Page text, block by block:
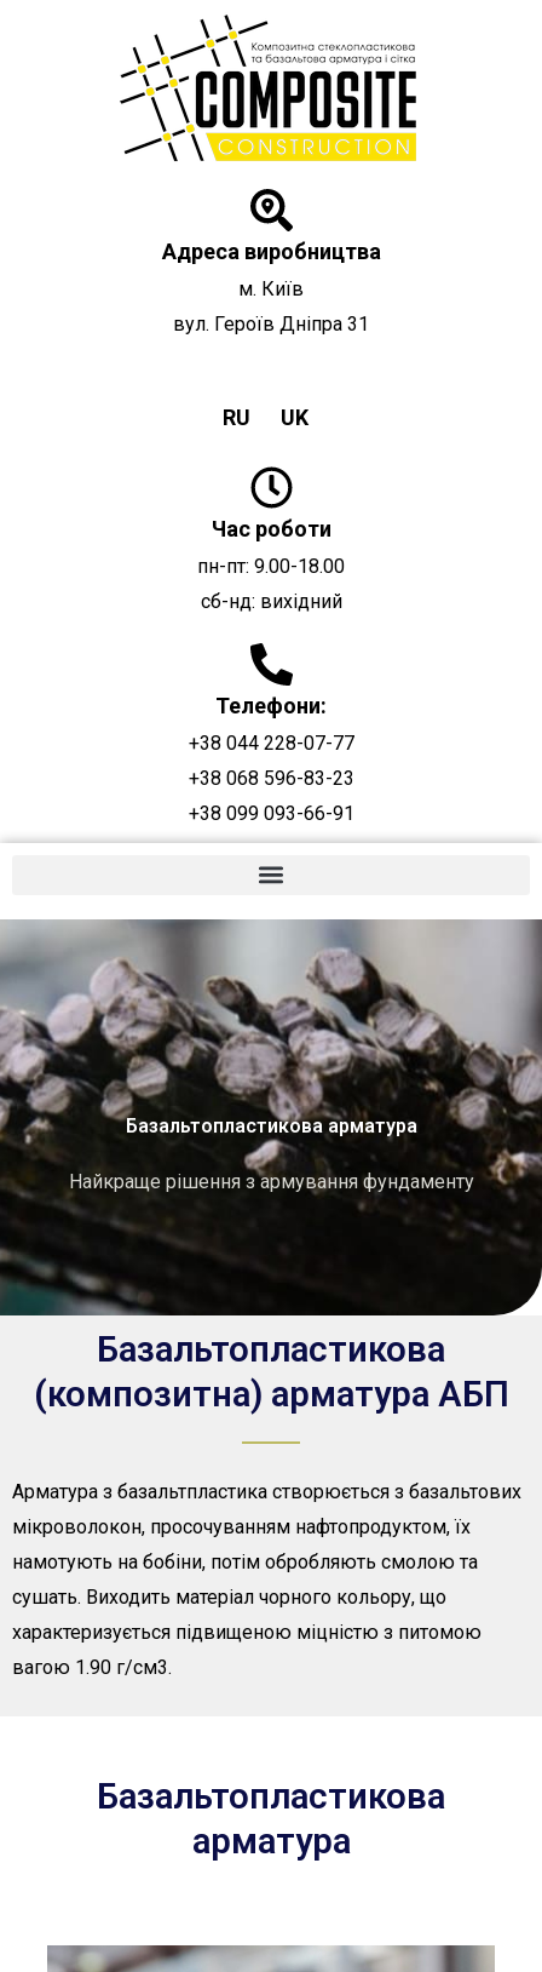
Адреса виробництва
м. Київ
вул. Героїв Дніпра 31
RU UK
Час роботи
пн-пт: 9.00-18.00
сб-нд: вихідний
Телефони:
+38 044 228-07-77
+38 068 596-83-23
+38 099 093-66-91
Базальтопластикова арматура
Найкраще рішення з армування фундаменту
Базальтопластикова
(композитна) арматура АБП
Арматура з базальтпластика створюється з базальтових
мікроволокон, просочуванням нафтопродуктом, їх
намотують на бобіни, потім обробляють смолою та
сушать. Виходить матеріал чорного кольору, що
характеризується підвищеною міцністю з питомою
вагою 1.90 г/см3.
Базальтопластикова
арматура